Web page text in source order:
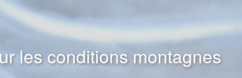
les conditions montagnes